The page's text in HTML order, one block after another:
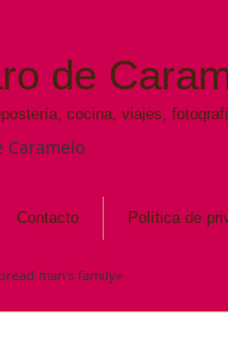
de
cocina, viajes,
Contacto Política de
man’s family»